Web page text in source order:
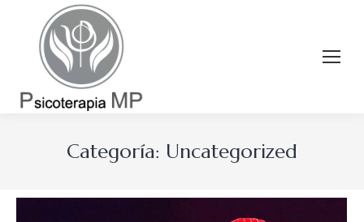
Categoría: Uncategorized